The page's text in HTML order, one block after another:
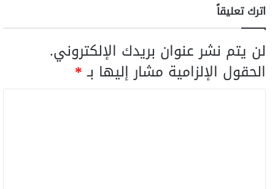
اترك تعليقاً
لن يتم نشر عنوان بريدك الإلكتروني.
الحقول الإلزامية مشار إليها بـ*